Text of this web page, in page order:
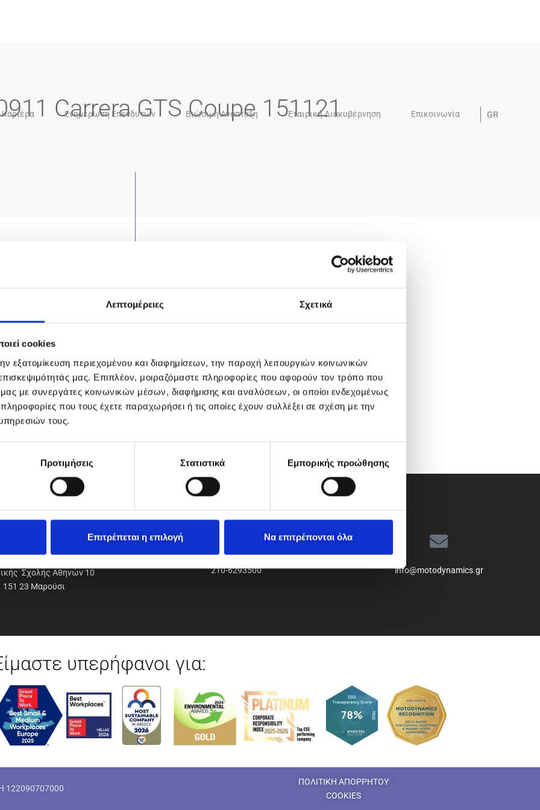
Λεπτομέρειες Σχετικά
cookies
εξατομίκευση περιεχομένου και διαφημίσεων, την παροχή λειτουργιών κοινωνικών
μας. Επιπλέον, μοιραζόμαστε πληροφορίες που αφορούν τον τρόπο που
μας με συνεργάτες κοινωνικών μέσων, διαφήμισης και αναλύσεων, οι οποίοι ενδεχομένως
που τους έχετε παραχωρήσει ή τις οποίες έχουν συλλέξει σε σχέση με την
τους.
Προτιμήσεις Στατιστικά Εμπορικής προώθησης
Επιτρέπεται η επιλογή Να επιτρέπονται όλα
Καριέρα Ενημέρωση Επενδυτών Βιώσιμη Ανάπτυξη Εταιρική Διακυβέρνηση Επικοινωνία GR
Carrera GTS Coupe 151121
Α.Ε.Ε.
Σχολής Αθηνών 10
151 23 Μαρούσι
210-6293500 info@motodynamics.gr
υπερήφανοι για:
122090707000
ΠΟΛΙΤΙΚΗ ΑΠΟΡΡΗΤΟΥ
COOKIES